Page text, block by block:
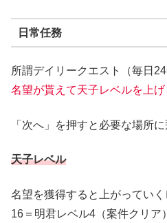
日常任務
所謂デイリークエスト（毎日24
名望が貰えて天子レベルを上げ
「次へ」を押すと必要な場所
天子レベル
名望を獲得すると上がってい
16＝明君レベル4（案件クリア）